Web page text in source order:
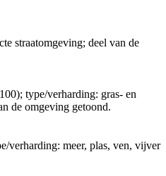
straatomgeving; deel van de
type/verharding: gras- en
de omgeving getoond.
verharding: meer, plas, ven, vijver